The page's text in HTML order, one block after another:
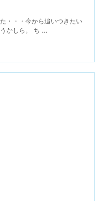
・・・今から追いつきたい
かしら。 ち ...